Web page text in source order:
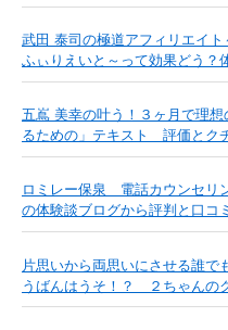
武田 泰司の極道アフィリエイ
ふぃりえいと～って効果どう？
五嶌 美幸の叶う！３ヶ月で理
るための」テキスト 評価とク
ロミレー保泉 電話カウンセリ
の体験談ブログから評判と口コミ
片思いから両思いにさせる誰で
うばんはうそ！？ ２ちゃんの